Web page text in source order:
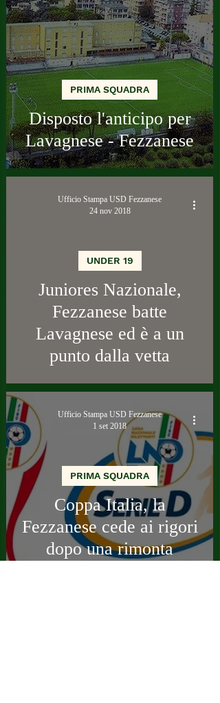
Disposto l'anticipo per
Lavagnese - Fezzanese
PRIMA SQUADRA
Juniores Nazionale,
Fezzanese batte
Lavagnese ed è a un
punto dalla vetta
UNDER 19
Ufficio Stampa USD Fezzanese
24 nov 2018
Coppa Italia, la
Fezzanese cede ai rigori
dopo una rimonta
PRIMA SQUADRA
Ufficio Stampa USD Fezzanese
1 set 2018